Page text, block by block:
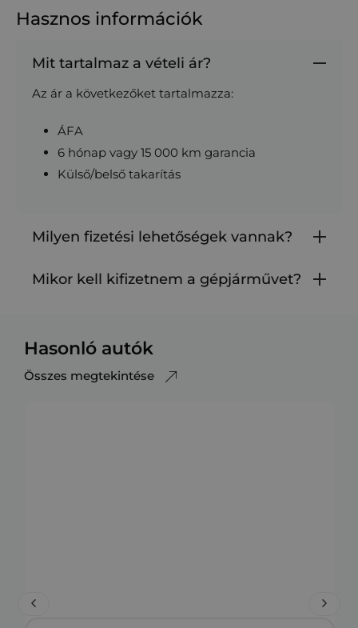
Hasznos információk
Mit tartalmaz a vételi ár?
Az ár a következőket tartalmazza:
ÁFA
6 hónap vagy 15 000 km garancia
Külső/belső takarítás
Milyen fizetési lehetőségek vannak?
Mikor kell kifizetnem a gépjárművet?
Hasonló autók
Összes megtekintése